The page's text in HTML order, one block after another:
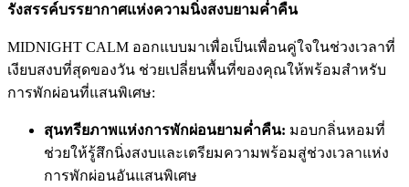
รังสรรค์บรรยากาศแห่งความนิ่งสงบยามค่ำคืน
MIDNIGHT CALM ออกแบบมาเพื่อเป็นเพื่อนคู่ใจในช่วงเวลาที่
เงียบสงบที่สุดของวัน ช่วยเปลี่ยนพื้นที่ของคุณให้พร้อมสำหรับ
การพักผ่อนที่แสนพิเศษ:
สุนทรียภาพแห่งการพักผ่อนยามค่ำคืน: มอบกลิ่นหอมที่
ช่วยให้รู้สึกนิ่งสงบและเตรียมความพร้อมสู่ช่วงเวลาแห่ง
การพักผ่อนอันแสนพิเศษ